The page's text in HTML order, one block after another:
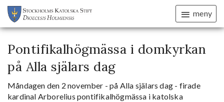
meny
Pontifikalhögmässa i domkyrkan
på Alla själars dag
Måndagen den 2 november - på Alla själars dag - firade
kardinal Arborelius pontifikalhögmässa i katolska